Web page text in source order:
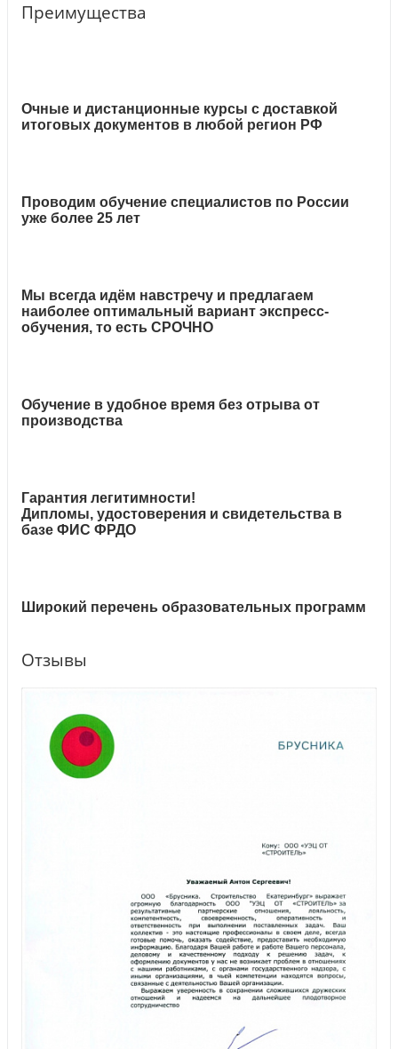
Преимущества
Очные и дистанционные курсы с доставкой
итоговых документов в любой регион РФ
Проводим обучение специалистов по России
уже более 25 лет
Мы всегда идём навстречу и предлагаем
наиболее оптимальный вариант экспресс-
обучения, то есть СРОЧНО
Обучение в удобное время без отрыва от
производства
Гарантия легитимности!
Дипломы, удостоверения и свидетельства в
базе ФИС ФРДО
Широкий перечень образовательных программ
Отзывы